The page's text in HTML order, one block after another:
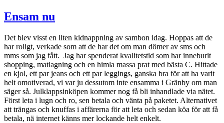
Ensam nu
Det blev visst en liten kidnappning av sambon idag. Hoppas att de
har roligt, verkade som att de har det om man dömer av sms och
mms som jag fått. Jag har spenderat kvalitetstid som har inneburit
shopping, matlagning och en himla massa prat med bästa C. Hittade
en kjol, ett par jeans och ett par leggings, ganska bra för att ha varit
helt omotiverad, vi var ju dessutom inte ensamma i Gränby om man
säger så. Julklappsinköpen kommer nog få bli inhandlade via nätet.
Först leta i lugn och ro, sen betala och vänta på paketet. Alternativet
att trängas och knuffas i affärerna för att leta och sedan köa för att få
betala, nä internet känns mer lockande helt enkelt.